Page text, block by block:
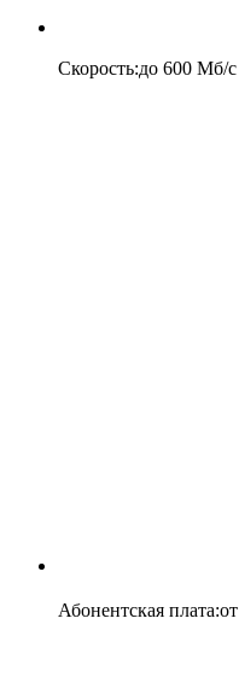
Скорость:до 600 Мб/c
Абонентская плата:от